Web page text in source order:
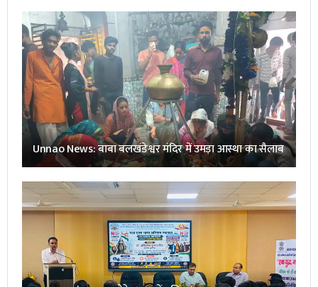
Unnao News: बाबा बलखंडेश्वर मंदिर में उमड़ा आस्था का सैलाब